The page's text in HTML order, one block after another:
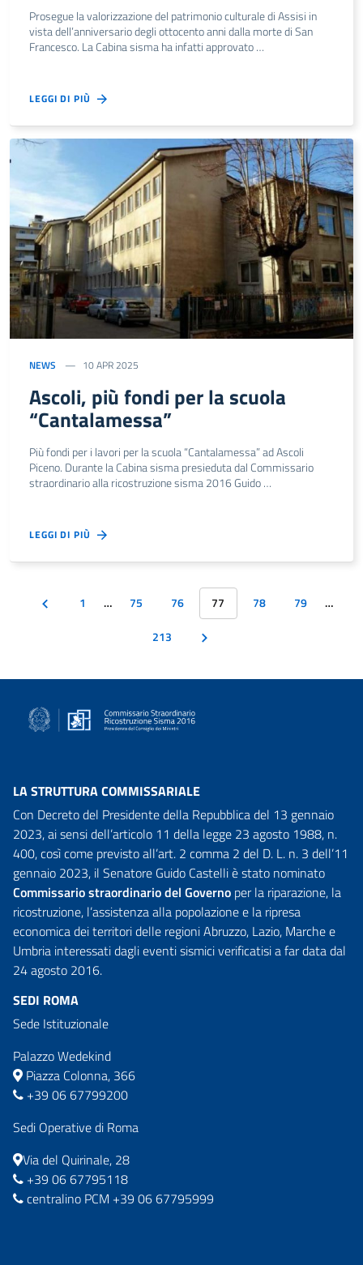
Prosegue la valorizzazione del patrimonio culturale di Assisi in
vista dell’anniversario degli ottocento anni dalla morte di San
Francesco. La Cabina sisma ha infatti approvato …
LEGGI DI PIÙ
NEWS 10 APR 2025
Ascoli, più fondi per la scuola
“Cantalamessa”
Più fondi per i lavori per la scuola “Cantalamessa” ad Ascoli
Piceno. Durante la Cabina sisma presieduta dal Commissario
straordinario alla ricostruzione sisma 2016 Guido …
LEGGI DI PIÙ
1 … 75 76 77 78 79
…
213
LA STRUTTURA COMMISSARIALE
Con Decreto del Presidente della Repubblica del 13 gennaio
2023, ai sensi dell’articolo 11 della legge 23 agosto 1988, n.
400, così come previsto all’art. 2 comma 2 del D. L. n. 3 dell’11
gennaio 2023, il Senatore Guido Castelli è stato nominato
Commissario straordinario del Governo per la riparazione, la
ricostruzione, l’assistenza alla popolazione e la ripresa
economica dei territori delle regioni Abruzzo, Lazio, Marche e
Umbria interessati dagli eventi sismici verificatisi a far data dal
24 agosto 2016.
SEDI ROMA
Sede Istituzionale
Palazzo Wedekind
Piazza Colonna, 366
+39 06 67799200
Sedi Operative di Roma
Via del Quirinale, 28
+39 06 67795118
centralino PCM +39 06 67795999